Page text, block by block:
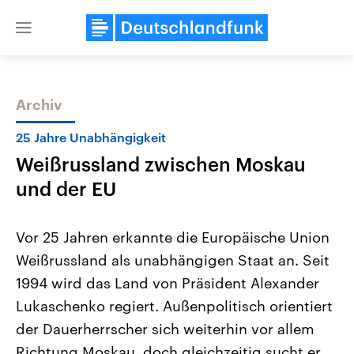
Close
Themen
Landtagswahl Sachsen-Anhalt
2026
Alle Informationen
Sachsen-Anhalt wählt am 6.
September 2026 einen neuen
Landtag. Seit 2021 wird das
Bundesland von einer Koalition aus
USA
Aktuelle Beiträge,
Hintergründe
Wirtschaftlich und
gehören die Vereinigten
den mächtigsten Ländern
mit großem Einfluss auf
Archiv
25 Jahre Unabhängigkeit
Weißrussland zwischen Moskau
und der EU
Vor 25 Jahren erkannte die Europäische Union
Weißrussland als unabhängigen Staat an. Seit
1994 wird das Land von Präsident Alexander
Lukaschenko regiert. Außenpolitisch orientiert
der Dauerherrscher sich weiterhin vor allem